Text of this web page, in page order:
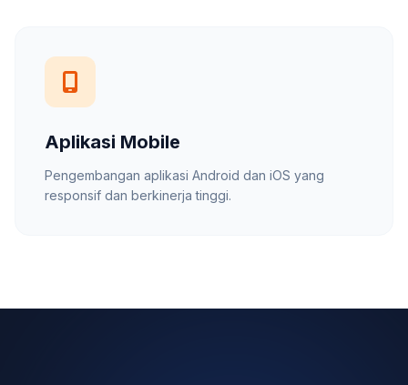
Aplikasi Mobile
Pengembangan aplikasi Android dan iOS yang
responsif dan berkinerja tinggi.